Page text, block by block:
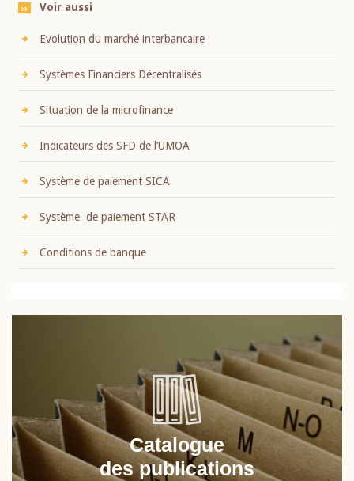
Voir aussi
Evolution du marché interbancaire
Systèmes Financiers Décentralisés
Situation de la microfinance
Indicateurs des SFD de l’UMOA
Système de paiement SICA
Système de paiement STAR
Conditions de banque
Catalogue
des publications